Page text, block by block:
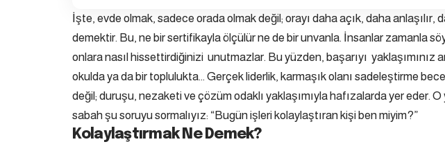
İşte, evde olmak, sadece orada olmak değil; orayı daha açık, daha anlaşılır,
demektir. Bu, ne bir sertifikayla ölçülür ne de bir unvanla. İnsanlar zamanla
onlara nasıl hissettirdiğinizi unutmazlar. Bu yüzden, başarıyı yaklaşımınız
okulda ya da bir toplulukta… Gerçek liderlik, karmaşık olanı sadeleştirme
değil; duruşu, nezaketi ve çözüm odaklı yaklaşımıyla hafızalarda yer eder.
sabah şu soruyu sormalıyız: “Bugün işleri kolaylaştıran kişi ben miyim?”
Kolaylaştırmak Ne Demek?